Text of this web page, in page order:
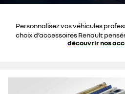
Personnalisez vos véhicules
choix d’accessoires Renault
découvrir nos